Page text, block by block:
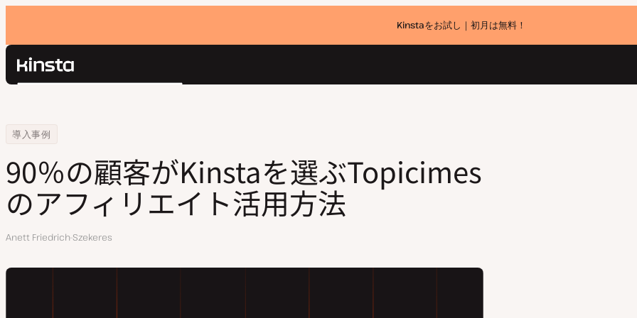
Kinstaをお試し｜初月は無料！
Kinsta®
価格設定
お問い合わせ
検
Home
会社
導入事例
90％の顧客がKinstaを選ぶTopicimesのアフィリエイト活用方法
90％の顧客がKinstaを選ぶTopicimes
のアフィリエイト活用方法
執
Anett Friedrich-Szekeres